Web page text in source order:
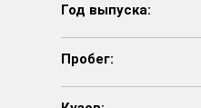
Год выпуска:
Пробег: